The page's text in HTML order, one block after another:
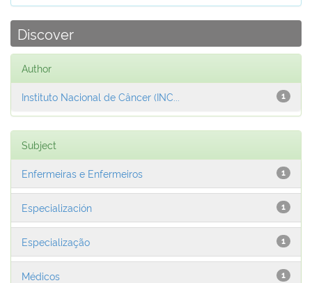
Discover
Author
1
Instituto Nacional de Câncer (INC...
Subject
1
Enfermeiras e Enfermeiros
1
Especialización
1
Especialização
1
Médicos